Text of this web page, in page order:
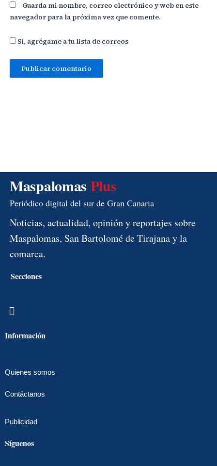
Guarda mi nombre, correo electrónico y web en este
navegador para la próxima vez que comente.
Sí, agrégame a tu lista de correos
Maspalomas Plus
Periódico digital del sur de Gran Canaria
Noticias, actualidad, opinión y reportajes sobre
Maspalomas, San Bartolomé de Tirajana y la
comarca.
Secciones
Menú
Información
Quienes somos
Contáctanos
Publicidad
Síguenos